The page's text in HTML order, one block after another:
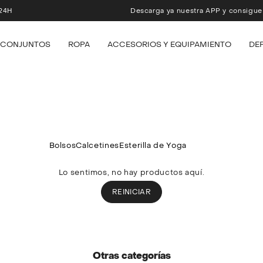
Descarga ya nuestra APP y consigue
CONJUNTOS ROPA ACCESORIOS Y EQUIPAMIENTO
BolsosCalcetinesEsterilla de Yoga
Lo sentimos, no hay productos aquí.
REINICIAR
Otras categorías